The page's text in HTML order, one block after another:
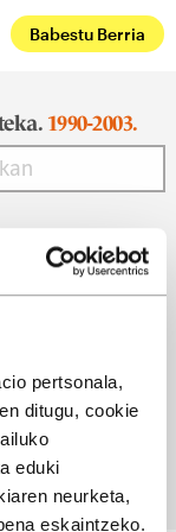
pertsonala,
ditugu, cookie
eduki
neurketa,
eskaintzeko.
Babestu Berria
1990-2003.